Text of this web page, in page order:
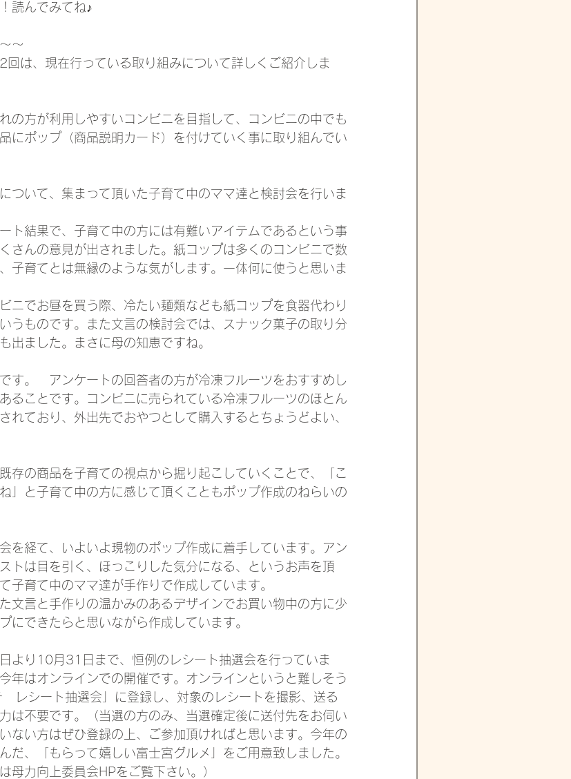
読んでみてね♪
～
回は、現在行っている取り組みについて詳しくご紹介しま
の方が利用しやすいコンビニを目指して、コンビニの中でも
にポップ（商品説明カード）を付けていく事に取り組んでい
ついて、集まって頂いた子育て中のママ達と検討会を行いま
ト結果で、子育て中の方には有難いアイテムであるという事
さんの意見が出されました。紙コップは多くのコンビニで数
子育てとは無縁のような気がします。一体何に使うと思いま
ニでお昼を買う際、冷たい麺類なども紙コップを食器代わり
うものです。また文言の検討会では、スナック菓子の取り分
出ました。まさに母の知恵ですね。
す。　アンケートの回答者の方が冷凍フルーツをおすすめし
ることです。コンビニに売られている冷凍フルーツのほとん
れており、外出先でおやつとして購入するとちょうどよい、
存の商品を子育ての視点から掘り起こしていくことで、「こ
」と子育て中の方に感じて頂くこともポップ作成のねらいの
を経て、いよいよ現物のポップ作成に着手しています。アン
トは目を引く、ほっこりした気分になる、というお声を頂
て子育て中のママ達が手作りで作成しています。
文言と手作りの温かみのあるデザインでお買い物中の方に少
にできたらと思いながら作成しています。
より10月31日まで、恒例のレシート抽選会を行っていま
年はオンラインでの開催です。オンラインというと難しそう
レシート抽選会」に登録し、対象のレシートを撮影、送る
は不要です。（当選の方のみ、当選確定後に送付先をお伺い
ない方はぜひ登録の上、ご参加頂ければと思います。今年の
だ、「もらって嬉しい富士宮グルメ」をご用意致しました。
母力向上委員会HPをご覧下さい。）